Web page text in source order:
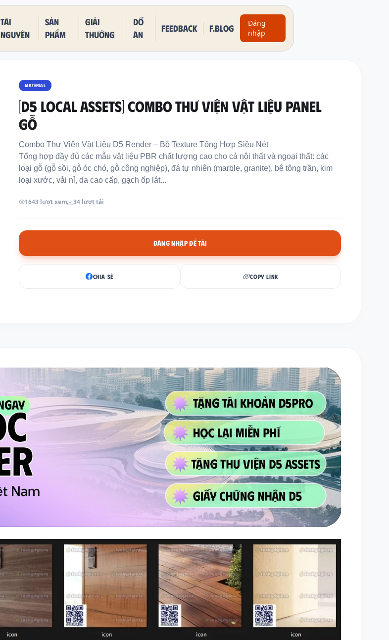
Tài
nguyên
Sản
phẩm
Giải
thưởng
Đồ
án
Feedback F.BLOG
Đăng
nhập
MATERIAL
[D5 LOCAL ASSETS] COMBO THƯ VIỆN VẬT LIỆU PANEL
GỖ
Combo Thư Viện Vật Liệu D5 Render – Bộ Texture Tổng Hợp Siêu Nét
Tổng hợp đầy đủ các mẫu vật liệu PBR chất lượng cao cho cả nội thất và ngoại thất: các
loại gỗ (gỗ sồi, gỗ óc chó, gỗ công nghiệp), đá tự nhiên (marble, granite), bê tông trần, kim
loại xước, vải nỉ, da cao cấp, gạch ốp lát...
1643 lượt xem 34 lượt tải
ĐĂNG NHẬP ĐỂ TẢI
CHIA SẺ COPY LINK